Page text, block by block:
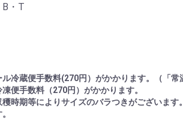
B・T
冷蔵便手数料(270円）がかかります。（「常
便手数料（270円）がかかります。
時期等によりサイズのバラつきがございます。